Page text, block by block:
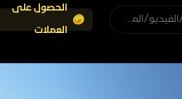
البحث عن البث المباشر/الفيديو/المستخدم
الحصول على
العملات